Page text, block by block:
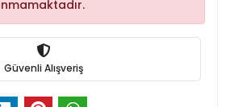
Güvenli Alışveriş